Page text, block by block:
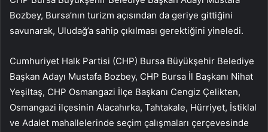
Bozbey, Bursa’nın turizm açısından da geriye gittiğini
savunarak, Uludağ’a sahip çıkılması gerektiğini yineledi.
Cumhuriyet Halk Partisi (CHP) Bursa Büyükşehir Belediye
Başkan Adayı Mustafa Bozbey, CHP Bursa İl Başkanı Nihat
Yeşiltaş, CHP Osmangazi İlçe Başkanı Cengiz Çelikten,
Osmangazi ilçesinin Alacahırka, Tahtakale, Hürriyet, İstiklal
ve Adalet mahallelerinde seçim çalışmaları çerçevesinde